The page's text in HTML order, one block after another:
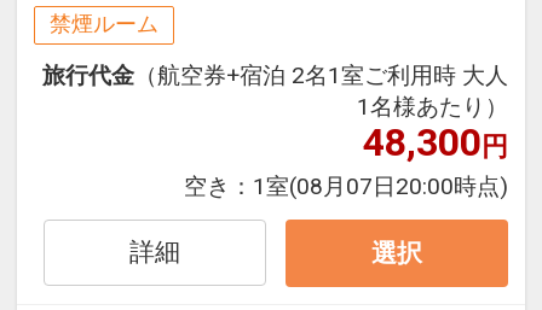
Zepp大阪ベイサイドに隣接するので
ライブやイベント時の利用が◎！テ
ーマパークまでも徒歩圏内です。
1階は「花畑」、2階は「ジャング
ル」、3階は「宇宙」とフロア毎に
コンセプトを分け、遊び心と楽しさ
ションが豊富なのでファミリーにも
グループにも最適！何度泊まって
禁煙ルーム
旅行代金 （航空券+宿泊 2名1室ご利用時 大人
1名様あたり）
48,300円
空き： 1室(08月07日20:00時点)
詳細 選択